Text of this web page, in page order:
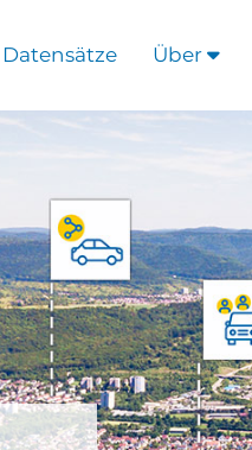
Datensätze Über